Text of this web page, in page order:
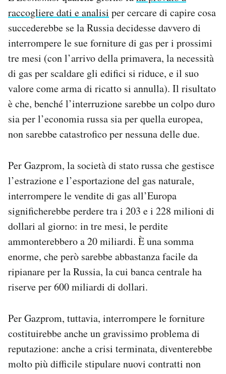
raccogliere dati e analisi per cercare di capire cosa
succederebbe se la Russia decidesse davvero di
interrompere le sue forniture di gas per i prossimi
tre mesi (con l’arrivo della primavera, la necessità
di gas per scaldare gli edifici si riduce, e il suo
valore come arma di ricatto si annulla). Il risultato
è che, benché l’interruzione sarebbe un colpo duro
sia per l’economia russa sia per quella europea,
non sarebbe catastrofico per nessuna delle due.
Per Gazprom, la società di stato russa che gestisce
l’estrazione e l’esportazione del gas naturale,
interrompere le vendite di gas all’Europa
significherebbe perdere tra i 203 e i 228 milioni di
dollari al giorno: in tre mesi, le perdite
ammonterebbero a 20 miliardi. È una somma
enorme, che però sarebbe abbastanza facile da
ripianare per la Russia, la cui banca centrale ha
riserve per 600 miliardi di dollari.
Per Gazprom, tuttavia, interrompere le forniture
costituirebbe anche un gravissimo problema di
reputazione: anche a crisi terminata, diventerebbe
molto più difficile stipulare nuovi contratti non